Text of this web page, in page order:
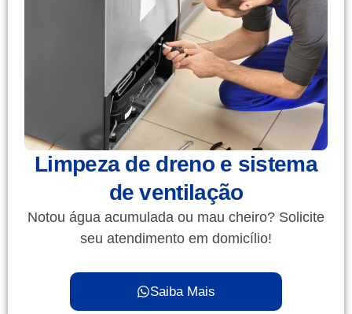
Limpeza de dreno e sistema
de ventilação
Notou água acumulada ou mau cheiro? Solicite
seu atendimento em domicílio!
Saiba Mais